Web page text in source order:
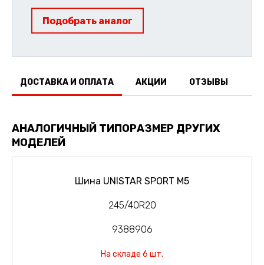
Подобрать аналог
ДОСТАВКА И ОПЛАТА АКЦИИ ОТЗЫВЫ
АНАЛОГИЧНЫЙ ТИПОРАЗМЕР ДРУГИХ
МОДЕЛЕЙ
Шина UNISTAR SPORT M5
245/40R20
9388906
На складе 6 шт.